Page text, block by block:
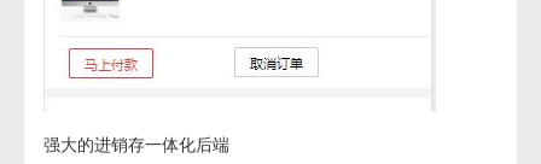
强大的进销存一体化后端